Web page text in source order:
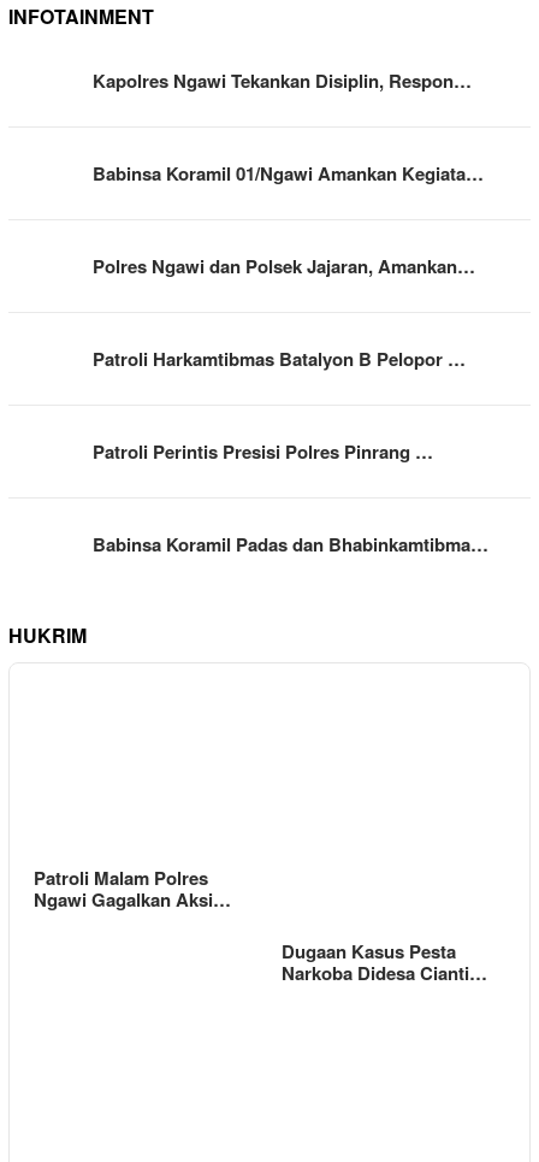
INFOTAINMENT
Kapolres Ngawi Tekankan Disiplin, Respon…
Babinsa Koramil 01/Ngawi Amankan Kegiata…
Polres Ngawi dan Polsek Jajaran, Amankan…
Patroli Harkamtibmas Batalyon B Pelopor …
Patroli Perintis Presisi Polres Pinrang …
Babinsa Koramil Padas dan Bhabinkamtibma…
HUKRIM
Patroli Malam Polres
Ngawi Gagalkan Aksi…
Dugaan Kasus Pesta
Narkoba Didesa Cianti…